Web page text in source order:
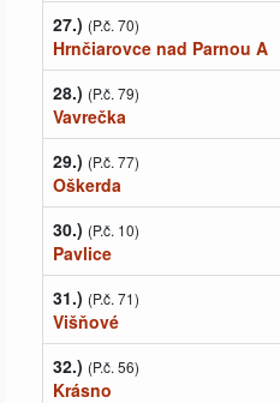
27.) (P.č. 70)
Hrnčiarovce nad Parnou A
28.) (P.č. 79)
Vavrečka
29.) (P.č. 77)
Oškerda
30.) (P.č. 10)
Pavlice
31.) (P.č. 71)
Višňové
32.) (P.č. 56)
Krásno